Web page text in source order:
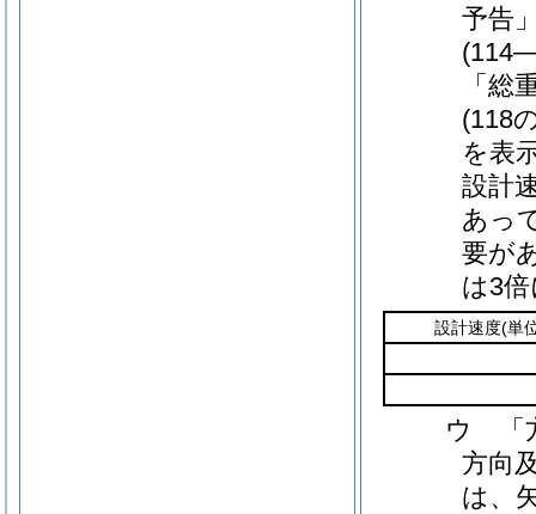
予告
「総
(118
を表
設計
あっ
要が
は3
設計速度(単
ウ 「
方向
は、